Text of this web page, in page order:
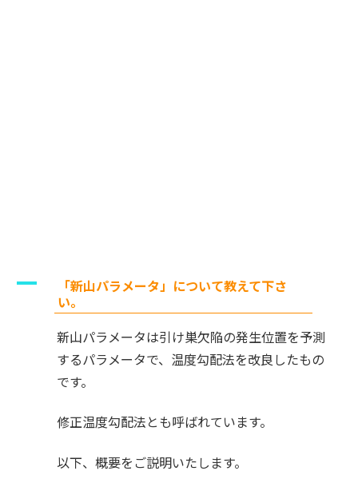
A
「新山パラメータ」について教えて下さ
い。
新山パラメータは引け巣欠陥の発生位置を予測
するパラメータで、温度勾配法を改良したもの
です。
修正温度勾配法とも呼ばれています。
以下、概要をご説明いたします。